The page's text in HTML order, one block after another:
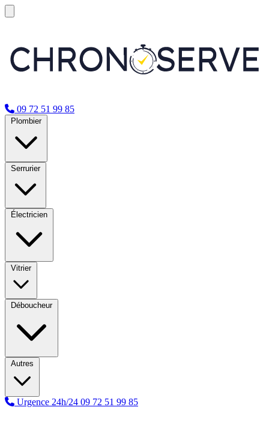
09 72 51 99 85
Plombier
Serrurier
Électricien
Vitrier
Déboucheur
Autres
Urgence 24h/24 09 72 51 99 85